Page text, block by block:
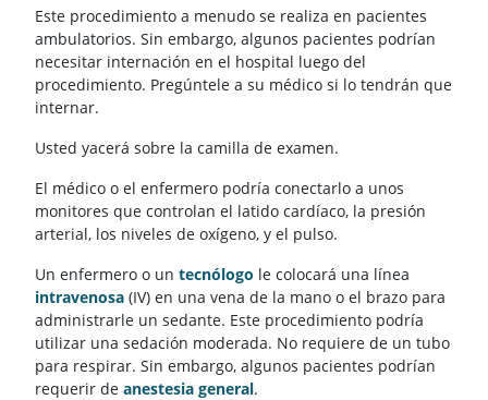
Este procedimiento a menudo se realiza en pacientes
ambulatorios. Sin embargo, algunos pacientes podrían
necesitar internación en el hospital luego del
procedimiento. Pregúntele a su médico si lo tendrán que
internar.
Usted yacerá sobre la camilla de examen.
El médico o el enfermero podría conectarlo a unos
monitores que controlan el latido cardíaco, la presión
arterial, los niveles de oxígeno, y el pulso.
Un enfermero o un tecnólogo le colocará una línea
intravenosa (IV) en una vena de la mano o el brazo para
administrarle un sedante. Este procedimiento podría
utilizar una sedación moderada. No requiere de un tubo
para respirar. Sin embargo, algunos pacientes podrían
requerir de anestesia general.